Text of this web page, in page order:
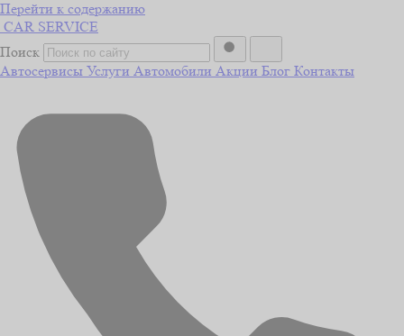
Перейти к содержанию
CAR SERVICE
Поиск
Автосервисы Услуги Автомобили Акции Блог Контакты